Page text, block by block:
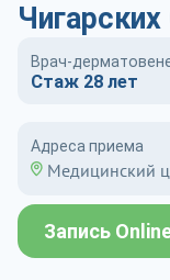
Врач-
Стаж 28 лет
Адреса приема
Медицинский
Запись